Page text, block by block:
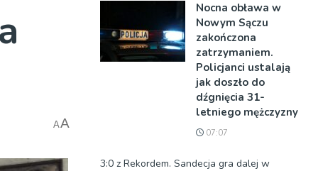
AA
Nocna obława w
Nowym Sączu
zakończona
zatrzymaniem.
Policjanci ustalają
jak doszło do
dźgnięcia 31-
letniego mężczyzny
07:07
3:0 z Rekordem. Sandecja gra dalej w